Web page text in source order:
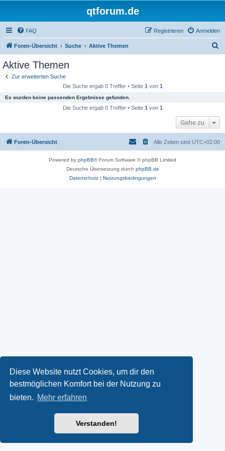
Diese Website nutzt Cookies, um dir den
bestmöglichen Komfort bei der Nutzung zu
bieten. Mehr erfahren
Verstanden!
qtforum.de
FAQ Anmelden
Registrieren
Foren-Übersicht Suche Aktive Themen
Aktive Themen
Zur erweiterten Suche
Die Suche ergab 0 Treffer • Seite 1 von 1
Es wurden keine passenden Ergebnisse gefunden.
Die Suche ergab 0 Treffer • Seite 1 von 1
Gehe zu
Foren-Übersicht Alle Zeiten sind UTC+02:00
Powered by phpBB® Forum Software © phpBB Limited
Deutsche Übersetzung durch phpBB.de
Datenschutz| Nutzungsbedingungen